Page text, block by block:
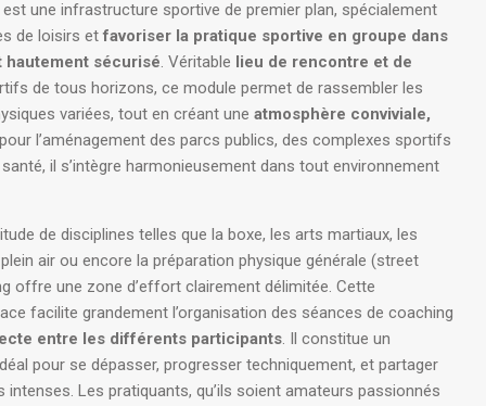
est une infrastructure sportive de premier plan, spécialement
de loisirs etfavoriser la pratique sportive en groupe dans
sécurisé. Véritable lieu de rencontre et de
de tous horizons, ce module permet de rassembler les
variées, tout en créant une atmosphère conviviale,
l’aménagement des parcs publics, des complexes sportifs
il s’intègre harmonieusement dans tout environnement
de disciplines telles que la boxe, les arts martiaux, les
air ou encore la préparation physique générale (street
offre une zone d’effort clairement délimitée. Cette
facilite grandement l’organisation des séances de coaching
entre les différents participants. Il constitue un
pour se dépasser, progresser techniquement, et partager
Les pratiquants, qu’ils soient amateurs passionnés